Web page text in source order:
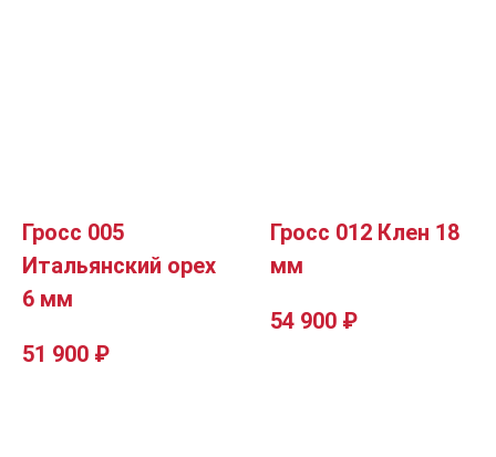
Гросс 005
Итальянский орех
6 мм
51 900 ₽
Гросс 012 Клен 18
мм
54 900 ₽